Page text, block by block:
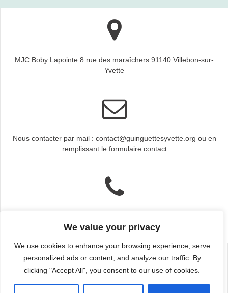
We value your privacy
We use cookies to enhance your browsing experience, serve
personalized ads or content, and analyze our traffic. By
clicking "Accept All", you consent to our use of cookies.
MJC Boby Lapointe 8 rue des maraîchers 91140 Villebon-sur-
Yvette
Nous contacter par mail : contact@guinguettesyvette.org ou en
remplissant le formulaire contact
Secrétariat : 01 80 85 58 20